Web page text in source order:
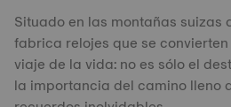
Situado en las montañas suizas
fabrica relojes que se
viaje de la vida: no es sólo el
la importancia del camino lleno